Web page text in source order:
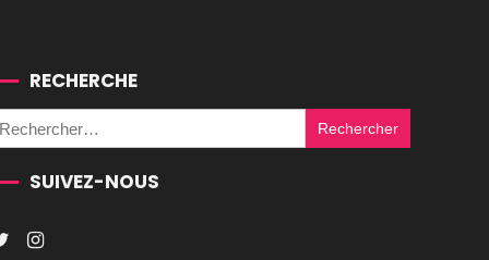
RECHERCHE
Rechercher :
SUIVEZ-NOUS